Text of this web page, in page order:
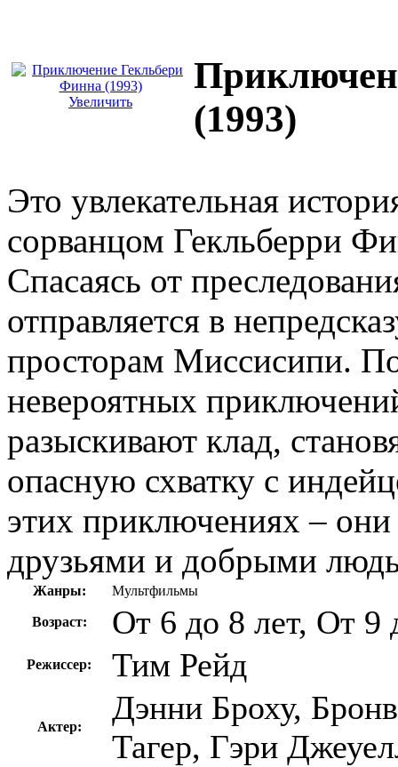
Увеличить
(1993)
Это увлекательная
сорванцом Гекльберри
Спасаясь от
отправляется в
просторам Миссисипи.
невероятных
разыскивают клад,
опасную схватку с
этих приключениях –
друзьями и добрыми
Жанры: Мультфильмы
Возраст: От 6 до 8 лет, От 9
Режиссер: Тим Рейд
Актер:
Дэнни Броху,
Тагер, Гэри